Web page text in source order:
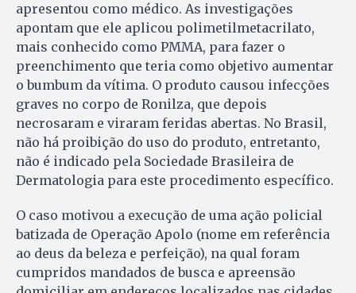
apresentou como médico. As investigações
apontam que ele aplicou polimetilmetacrilato,
mais conhecido como PMMA, para fazer o
preenchimento que teria como objetivo aumentar
o bumbum da vítima. O produto causou infecções
graves no corpo de Ronilza, que depois
necrosaram e viraram feridas abertas. No Brasil,
não há proibição do uso do produto, entretanto,
não é indicado pela Sociedade Brasileira de
Dermatologia para este procedimento específico.
O caso motivou a execução de uma ação policial
batizada de Operação Apolo (nome em referência
ao deus da beleza e perfeição), na qual foram
cumpridos mandados de busca e apreensão